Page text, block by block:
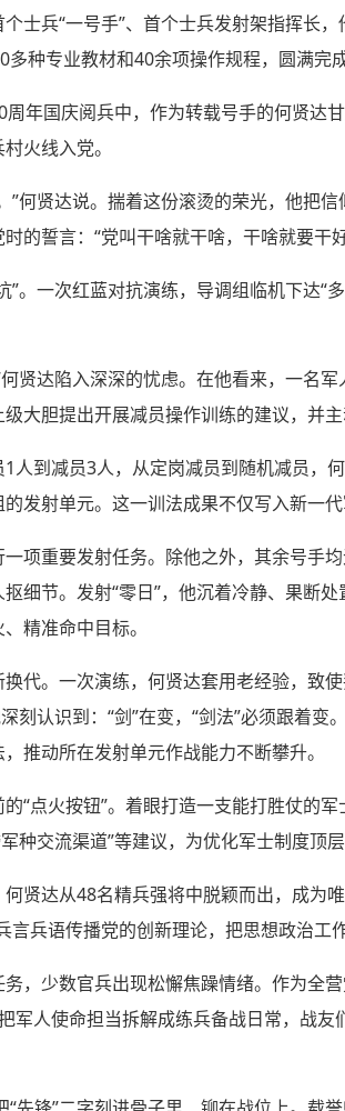
士兵“一号手”、首个士兵发射架指挥长
种专业教材和40余项操作规程，圆满完
年国庆阅兵中，作为转载号手的何贤达
火线入党。
”何贤达说。揣着这份滚烫的荣光，他把
的誓言：“党叫干啥就干啥，干啥就要干
”。一次红蓝对抗演练，导调组临机下达“
贤达陷入深深的忧虑。在他看来，一名
大胆提出开展减员操作训练的建议，并
人到减员3人，从定岗减员到随机减员，
发射单元。这一训法成果不仅写入新一
项重要发射任务。除他之外，其余号手
细节。发射“零日”，他沉着冷静、果断
精准命中目标。
代。一次演练，何贤达套用老经验，致
刻认识到：“剑”在变，“剑法”必须跟着
推动所在发射单元作战能力不断攀升。
“点火按钮”。着眼打造一支能打胜仗的
种交流渠道”等建议，为优化军士制度顶
贤达从48名精兵强将中脱颖而出，成为
兵语传播党的创新理论，把思想政治工
，少数官兵出现松懈焦躁情绪。作为全
军人使命担当拆解成练兵备战日常，战